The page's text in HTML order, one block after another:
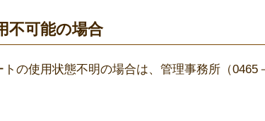
不可能の場合
の使用状態不明の場合は、管理事務所（0465